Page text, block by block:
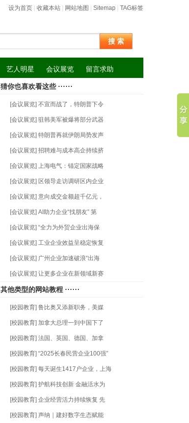
设为首页 收藏本站 网站地图 Sitemap TAG标签
搜 索
艺人明星 会议展览 留言求助
猜你也喜欢看这些 ······
[会议展览] 不宣而战了，特朗普下令
[会议展览] 驻韩美军被爆将部分武器
[会议展览] 特朗普再就伊朗局势发声
[会议展览] 招聘难与成本高企持续挤
[会议展览] 上海电气：锚定国家战略
[会议展览] 区领导走访调研区内企业
[会议展览] 意向成交金额超千亿元，
[会议展览] AI助力企业“找朋友” 第
[会议展览] “全力为外贸企业出海保
[会议展览] 工业企业效益呈稳定恢复
[会议展览] 广州企业加速破浪“出海
[会议展览] 让更多企业在新领域新赛
其他类型的网站教程 ······
[校园教育] 鲁比奥又添新职务，美媒
[校园教育] 加拿大总理一到中国下了
[校园教育] 法国、英国、德国、加拿
[校园教育] “2025长春民营企业100强”
[校园教育] 每天诞生1417户企业，上海
[校园教育] 护航科技创新 金融活水为
[校园教育] 企业经营活力持续恢复 先
[校园教育] 声纳｜建好数字生态赋能